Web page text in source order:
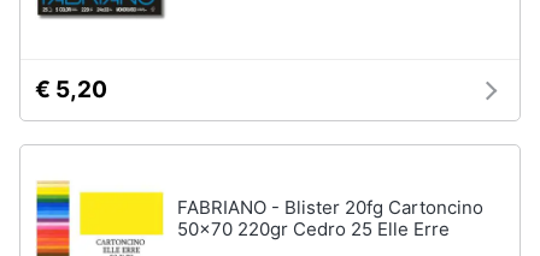
Servizi
Assistenza
clienti
€ 5,20
FABRIANO - Blister 20fg Cartoncino
50x70 220gr Cedro 25 Elle Erre